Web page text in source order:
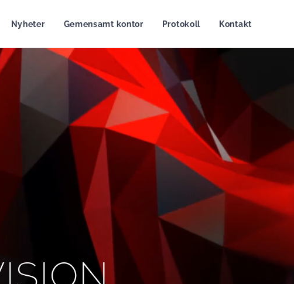
Nyheter Gemensamt kontor Protokoll Kontakt